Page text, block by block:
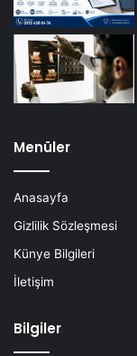
Menüler
Anasayfa
Gizlilik Sözleşmesi
Künye Bilgileri
İletişim
Bilgiler